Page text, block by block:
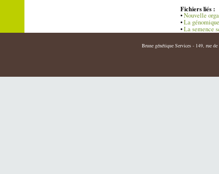
Fichiers liés :
•Nouvelle
•La
•La semence
Brune génétique Services - 149, rue